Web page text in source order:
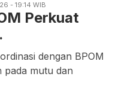
- 19:14 WIB
Perkuat
dengan BPOM
pada mutu dan